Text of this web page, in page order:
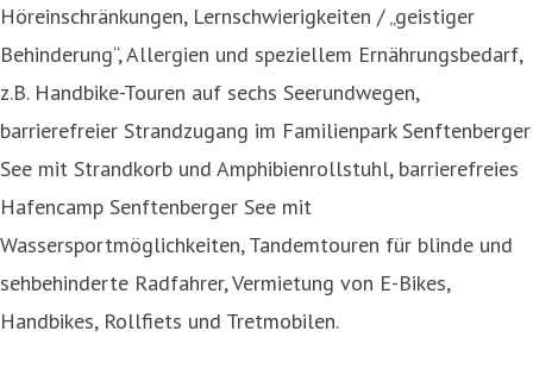
Höreinschränkungen, Lernschwierigkeiten / „geistiger
Behinderung“, Allergien und speziellem Ernährungsbedarf,
z.B. Handbike-Touren auf sechs Seerundwegen,
barrierefreier Strandzugang im Familienpark Senftenberger
See mit Strandkorb und Amphibienrollstuhl, barrierefreies
Hafencamp Senftenberger See mit
Wassersportmöglichkeiten, Tandemtouren für blinde und
sehbehinderte Radfahrer, Vermietung von E-Bikes,
Handbikes, Rollfiets und Tretmobilen.